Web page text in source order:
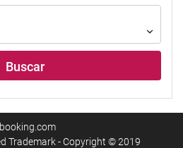
Buscar
Trademark - Copyright © 2019